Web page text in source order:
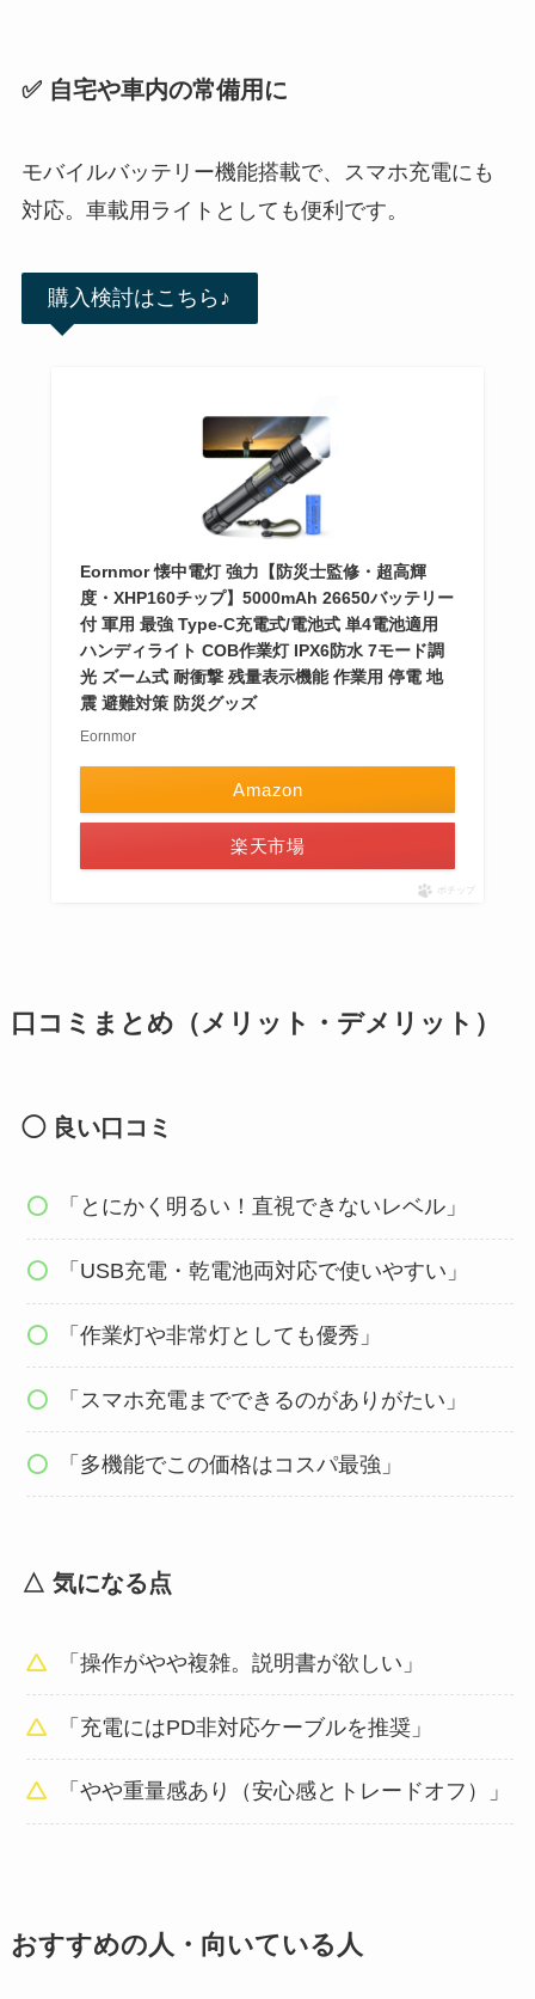
✅ 自宅や車内の常備用に
モバイルバッテリー機能搭載で、スマホ充電にも
対応。車載用ライトとしても便利です。
購入検討はこちら♪
Eornmor 懐中電灯 強力【防災士監修・超高輝
度・XHP160チップ】5000mAh 26650バッテリー
付 軍用 最強 Type-C充電式/電池式 単4電池適用
ハンディライト COB作業灯 IPX6防水 7モード調
光 ズーム式 耐衝撃 残量表示機能 作業用 停電 地
震 避難対策 防災グッズ
Eornmor
Amazon
楽天市場
ポチップ
口コミまとめ（メリット・デメリット）
◯ 良い口コミ
「とにかく明るい！直視できないレベル」
「USB充電・乾電池両対応で使いやすい」
「作業灯や非常灯としても優秀」
「スマホ充電までできるのがありがたい」
「多機能でこの価格はコスパ最強」
△ 気になる点
「操作がやや複雑。説明書が欲しい」
「充電にはPD非対応ケーブルを推奨」
「やや重量感あり（安心感とトレードオフ）」
おすすめの人・向いている人